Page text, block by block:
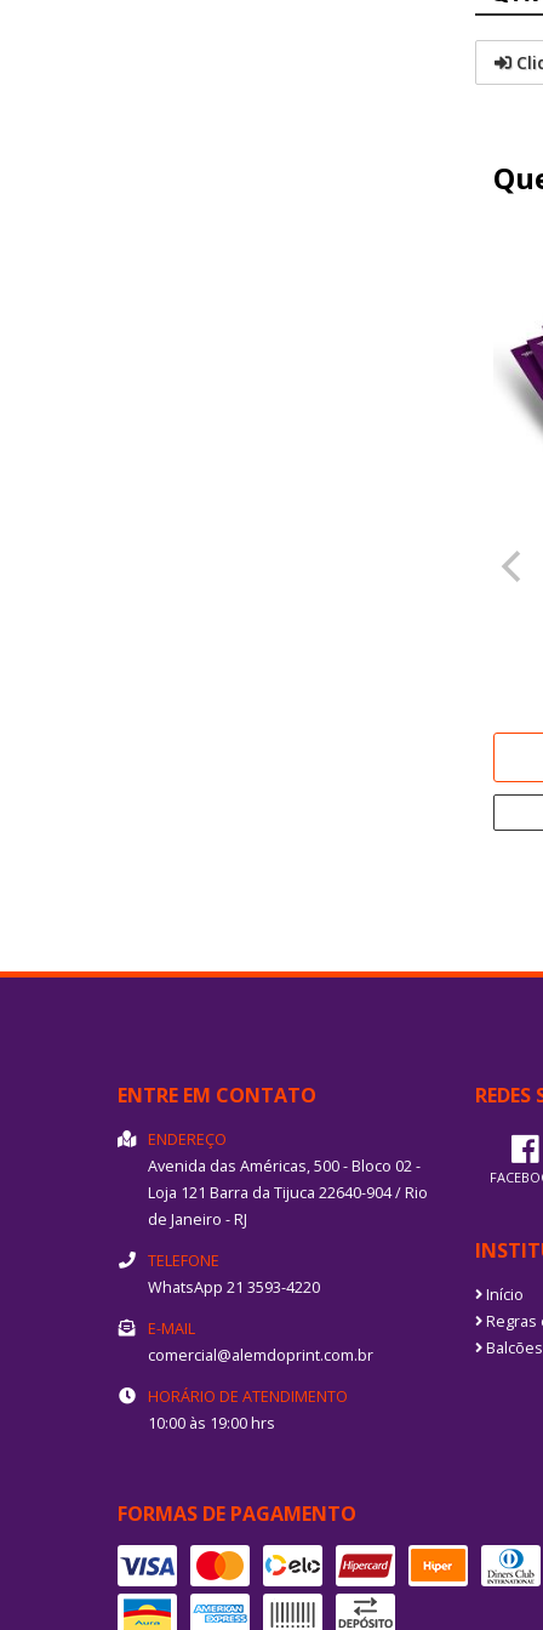
ENTRE EM CONTATO
ENDEREÇO
Avenida das Américas, 500 - Bloco 02 -
Loja 121 Barra da Tijuca 22640-904/Rio
de Janeiro - RJ
TELEFONE
WhatsApp 21 3593-4220
E-MAIL
comercial@alemdoprint.com.br
HORÁRIO DE ATENDIMENTO
10:00 às 19:00 hrs
REDES
Início
Regras
FORMAS DE PAGAMENTO